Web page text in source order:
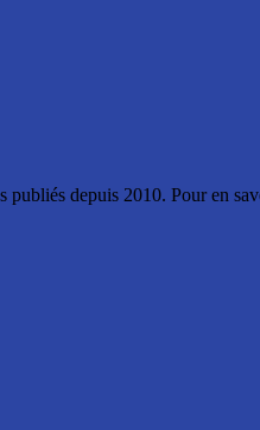
depuis 2010. Pour en